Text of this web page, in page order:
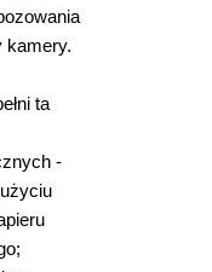
kamery.
ta
-